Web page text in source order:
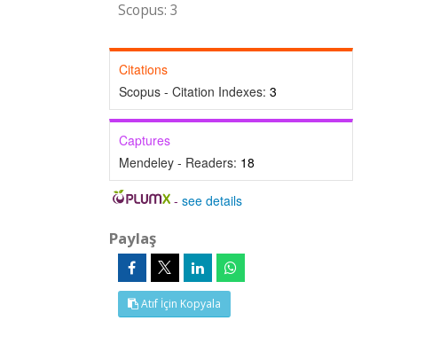
Scopus: 3
Citations
Scopus - Citation Indexes: 3
Captures
Mendeley - Readers: 18
-see details
Paylaş
Atıf İçin Kopyala